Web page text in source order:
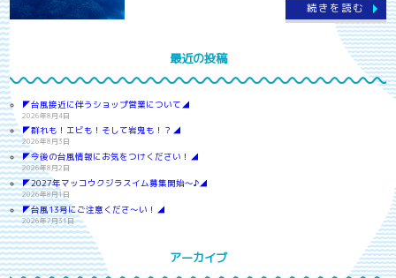
続きを読む
最近の投稿
◤台風接近に伴うショップ営業について◢
2026年8月4日
◤群れも！エビも！そして岩鬼も！？◢
2026年8月3日
◤今後の台風情報にお気をつけください！◢
2026年8月2日
◤2027年マッコウクジラスイム募集開始～♪◢
2026年8月1日
◤台風13号にご注意くださ～い！◢
2026年7月31日
アーカイブ